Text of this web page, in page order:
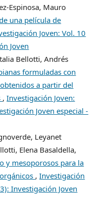
Espinosa, Mauro
una película de
Joven: Vol. 10
Joven
Bellotti, Andrés
formuladas con
a partir del
,Investigación Joven:
Joven especial -
Leyanet
Elena Basaldella,
y mesoporosos para la
,Investigación
Investigación Joven